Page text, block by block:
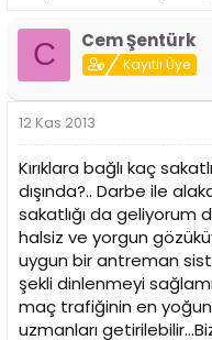
C Cem Şentürk
Kayıtlı Üye
12 Kas 2013
Kırıklara bağlı kaç
dışında?.. Darbe ile
sakatlığı da geliyorum
halsiz ve yorgun
uygun bir antreman
şekli dinlenmeyi
maç trafiğinin en
uzmanları